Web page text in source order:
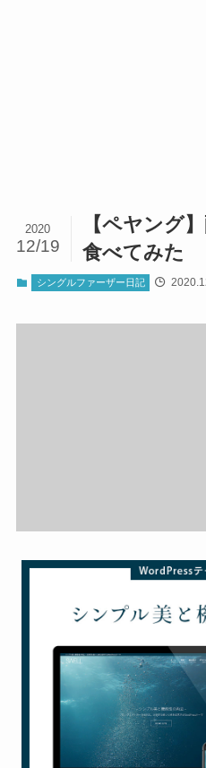
【ペヤング
食べてみた
2020
12/19
シングルファーザー日記